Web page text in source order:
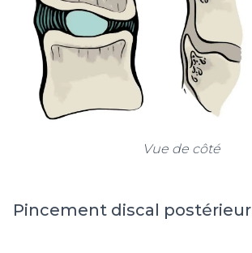
Vue de côté
Pincement discal postérieur